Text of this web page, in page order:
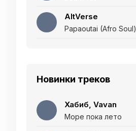
AltVerse
Papaoutai (Afro Soul)
Новинки треков
Хабиб, Vavan
Море пока лето